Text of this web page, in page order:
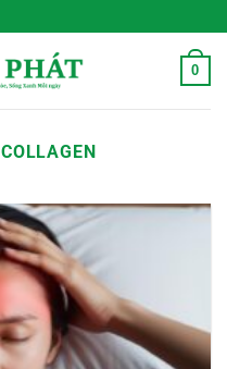
0
COLLAGEN